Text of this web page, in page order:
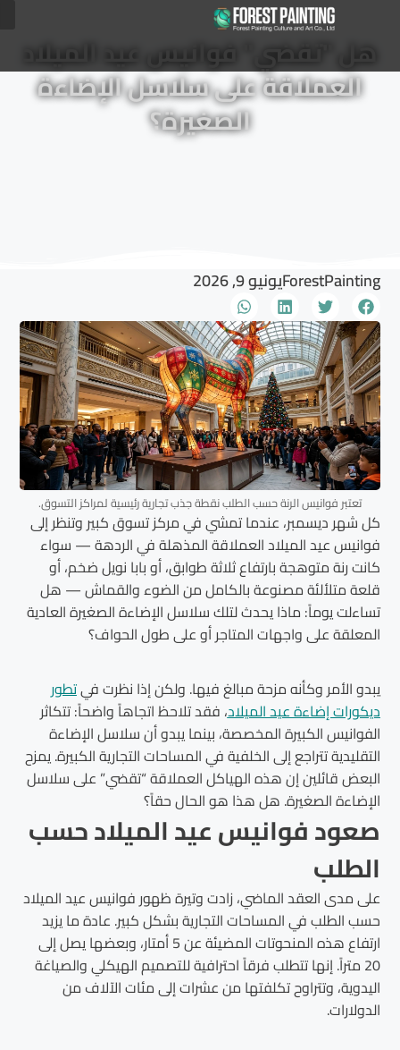
هل "تقضي" فوانيس عيد الميلاد
العملاقة على سلاسل الإضاءة
الصغيرة؟
ForestPaintingيونيو 9, 2026
تعتبر فوانيس الرنة حسب الطلب نقطة جذب تجارية رئيسية لمراكز التسوق.
كل شهر ديسمبر، عندما تمشي في مركز تسوق كبير وتنظر إلى
فوانيس عيد الميلاد العملاقة المذهلة في الردهة — سواء
كانت رنة متوهجة بارتفاع ثلاثة طوابق، أو بابا نويل ضخم، أو
قلعة متلألئة مصنوعة بالكامل من الضوء والقماش — هل
تساءلت يوماً: ماذا يحدث لتلك سلاسل الإضاءة الصغيرة العادية
المعلقة على واجهات المتاجر أو على طول الحواف؟
يبدو الأمر وكأنه مزحة مبالغ فيها. ولكن إذا نظرت فيتطور
ديكورات إضاءة عيد الميلاد، فقد تلاحظ اتجاهاً واضحاً: تتكاثر
الفوانيس الكبيرة المخصصة، بينما يبدو أن سلاسل الإضاءة
التقليدية تتراجع إلى الخلفية في المساحات التجارية الكبيرة. يمزح
البعض قائلين إن هذه الهياكل العملاقة “تقضي” على سلاسل
الإضاءة الصغيرة. هل هذا هو الحال حقاً؟
صعود فوانيس عيد الميلاد حسب
الطلب
على مدى العقد الماضي، زادت وتيرة ظهور فوانيس عيد الميلاد
حسب الطلب في المساحات التجارية بشكل كبير. عادة ما يزيد
ارتفاع هذه المنحوتات المضيئة عن 5 أمتار، وبعضها يصل إلى
20 متراً. إنها تتطلب فرقاً احترافية للتصميم الهيكلي والصياغة
اليدوية، وتتراوح تكلفتها من عشرات إلى مئات الآلاف من
الدولارات.